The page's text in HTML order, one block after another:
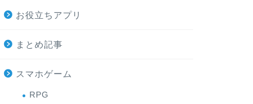
お役立ちアプリ
まとめ記事
スマホゲーム
RPG